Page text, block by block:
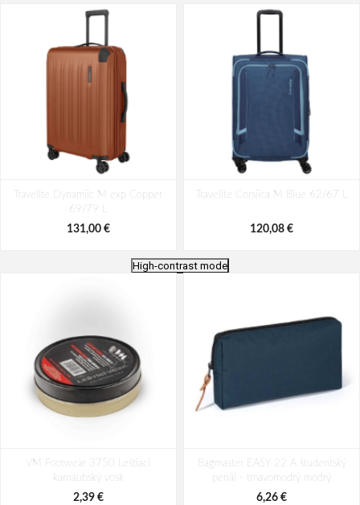
Travelite Dynamiic M exp Copper
69/79 L
131,00 €
Travelite Corsiica M Blue 62/67 L
120,08 €
62/67 L
141,92 €
70/80 L
120,08 €
High-contrast mode
VM Footwear 3750 Leštiaci
karnaubský vosk
2,39 €
Bagmaster EASY 22 A študentský
penál - tmavomodrý modrý
6,26 €